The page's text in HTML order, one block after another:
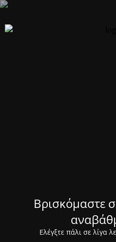
Βρισκόμαστε
Ελέγξτε πάλι σε λίγα